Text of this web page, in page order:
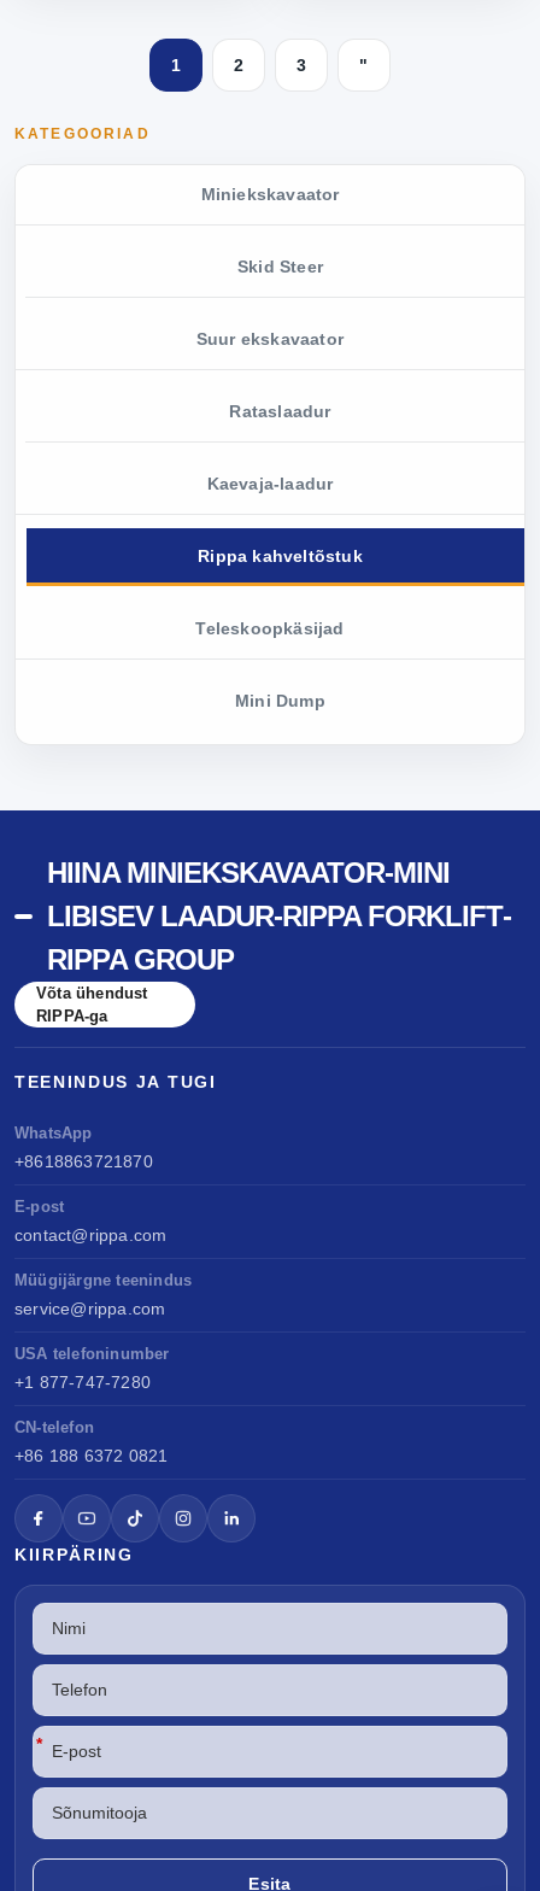
KATEGOORIAD
Miniekskavaator
Skid Steer
Suur ekskavaator
Rataslaadur
Kaevaja-laadur
Rippa kahveltõstuk
Teleskoopkäsijad
Mini Dump
1 2 3 "
HIINA MINIEKSKAVAATOR-MINI
LIBISEV LAADUR-RIPPA FORKLIFT-
RIPPA GROUP
Võta ühendust
RIPPA-ga
TEENINDUS JA TUGI
WhatsApp
+8618863721870
E-post
contact@rippa.com
Müügijärgne teenindus
service@rippa.com
USA telefoninumber
+1 877-747-7280
CN-telefon
+86 188 6372 0821
KIIRPÄRING
*